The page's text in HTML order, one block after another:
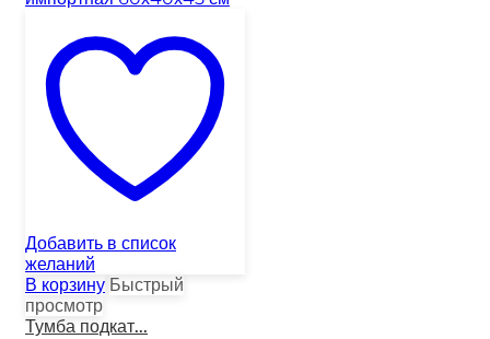
Добавить в список
желаний
В корзину Быстрый
просмотр
Тумба подкат...